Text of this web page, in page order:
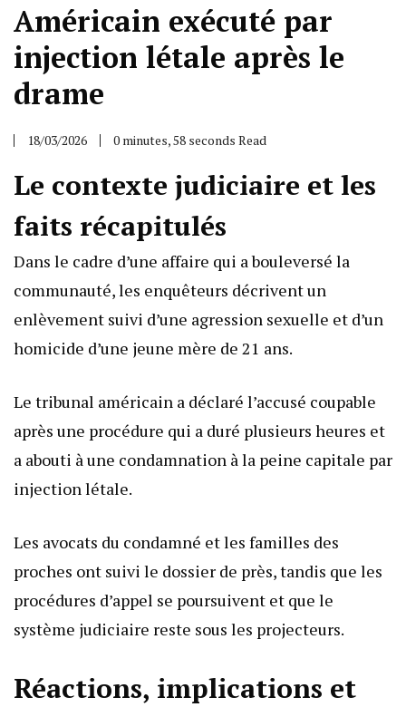
Américain exécuté par
injection létale après le
drame
18/03/2026 0 minutes, 58 seconds Read
Le contexte judiciaire et les
faits récapitulés
Dans le cadre d’une affaire qui a bouleversé la
communauté, les enquêteurs décrivent un
enlèvement suivi d’une agression sexuelle et d’un
homicide d’une jeune mère de 21 ans.
Le tribunal américain a déclaré l’accusé coupable
après une procédure qui a duré plusieurs heures et
a abouti à une condamnation à la peine capitale par
injection létale.
Les avocats du condamné et les familles des
proches ont suivi le dossier de près, tandis que les
procédures d’appel se poursuivent et que le
système judiciaire reste sous les projecteurs.
Réactions, implications et